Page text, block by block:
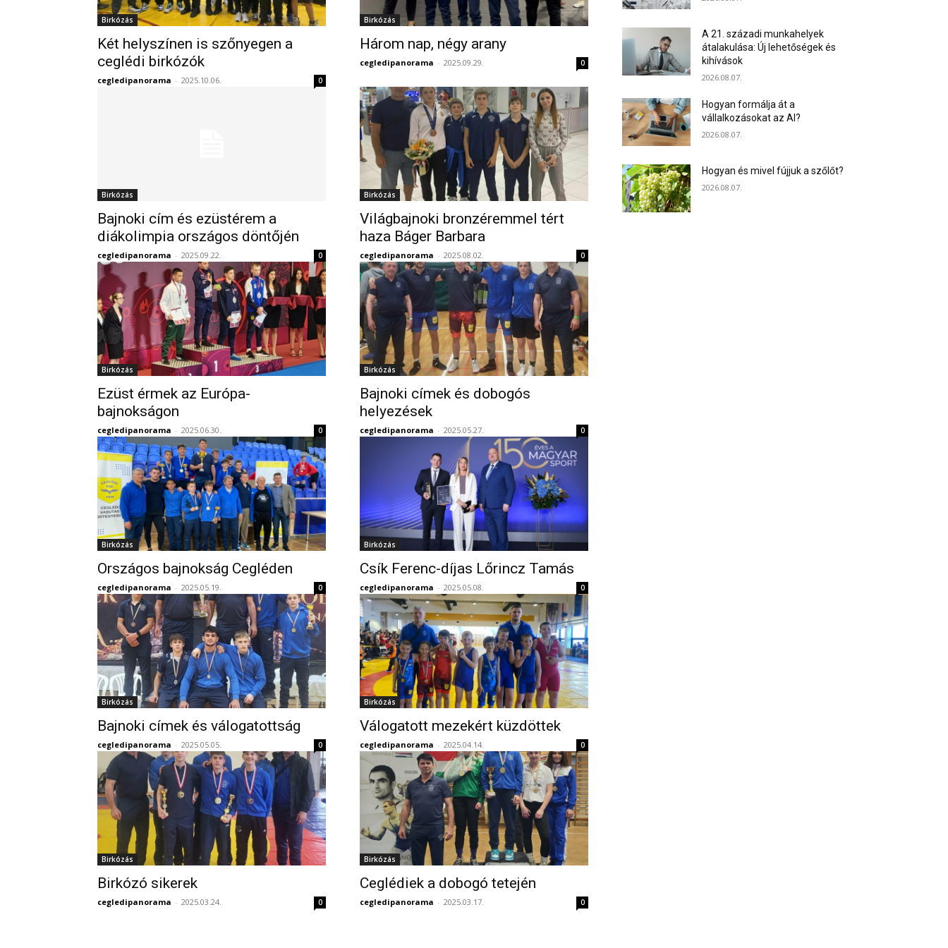
Birkózás
Két helyszínen is szőnyegen a
ceglédi birkózók
cegledipanorama - 2025.10.06. 0
Birkózás
Három nap, négy arany
cegledipanorama - 2025.09.29. 0
Birkózás
Bajnoki cím és ezüstérem a
diákolimpia országos döntőjén
cegledipanorama - 2025.09.22. 0
Birkózás
Világbajnoki bronzéremmel tért
haza Báger Barbara
cegledipanorama - 2025.08.02. 0
Birkózás
Ezüst érmek az Európa-
bajnokságon
cegledipanorama - 2025.06.30. 0
Birkózás
Bajnoki címek és dobogós
helyezések
cegledipanorama - 2025.05.27. 0
Birkózás
Országos bajnokság Cegléden
cegledipanorama - 2025.05.19. 0
Birkózás
Csík Ferenc-díjas Lőrincz Tamás
cegledipanorama - 2025.05.08. 0
Birkózás
Bajnoki címek és válogatottság
cegledipanorama - 2025.05.05. 0
Birkózás
Válogatott mezekért küzdöttek
cegledipanorama - 2025.04.14. 0
Birkózás
Birkózó sikerek
cegledipanorama - 2025.03.24. 0
Birkózás
Ceglédiek a dobogó tetején
cegledipanorama - 2025.03.17. 0
A 21. századi munkahelyek
átalakulása: Új lehetőségek és
kihívások
2026.08.07.
Hogyan formálja át a
vállalkozásokat az AI?
2026.08.07.
Hogyan és mivel fújjuk a szőlőt?
2026.08.07.